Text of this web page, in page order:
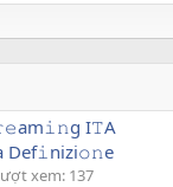
I𝚃A
Def𝚒nizi𝚘𝚗e
xem: 137